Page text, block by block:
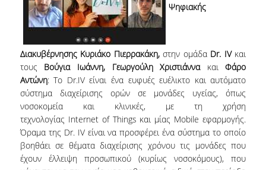
ΜΑΘΗΜΑΤΑ ΕΛΕΥΘΕΡΗΣ ΕΠΙΛΟΓΗΣ ΑΠΟ
ΑΛΛΑ ΤΜΗΜΑΤΑ
ΒΡΑΒΕΙΑ ΕΡΓΑΣΙΩΝ
ΠΡΑΚΤΙΚΗ ΑΣΚΗΣΗ ΚΑΙ ΠΤΥΧΙΑΚΗ ΕΡΓΑΣΙΑ
ΕΥΚΑΙΡΙΕΣ ΓΙΑ ΠΡΑΚΤΙΚΗ ΑΣΚΗΣΗ
TESTIMONIALS ΠΡΑΚΤΙΚΗΣ ΑΣΚΗΣΗΣ
ΔΙΔΑΣΚΑΛΙΑ ΚΑΙ ΕΞΕΤΑΣΕΙΣ
Ψηφιακής
Διακυβέρνησης Κυριάκο Πιερρακάκη,στην ομάδα Dr. IVκαι
τους Βούγια Ιωάννη, Γεωργούλη Χριστιάννα καιΦάρο
Αντώνη: Το Dr.IV είναι ένα ευφυές ευέλικτο και αυτόματο
σύστημα διαχείρισης ορών σε μονάδες υγείας, όπως
νοσοκομεία και κλινικές, με τη χρήση
τεχνολογίας Internet of Things και μίας Mobile εφαρμογής.
Όραμα της Dr. IV είναι να προσφέρει ένα σύστημα το οποίο
βοηθάει σε θέματα διαχείρισης χρόνου τις μονάδες που
έχουν έλλειψη προσωπικού (κυρίως νοσοκόμους), που